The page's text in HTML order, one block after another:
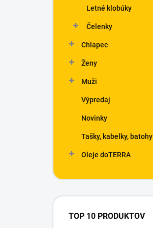
Letné klobúky
Čelenky
Chlapec
Ženy
Muži
Výpredaj
Novinky
Tašky, kabelky, batohy
Oleje doTERRA
TOP 10 PRODUKTOV